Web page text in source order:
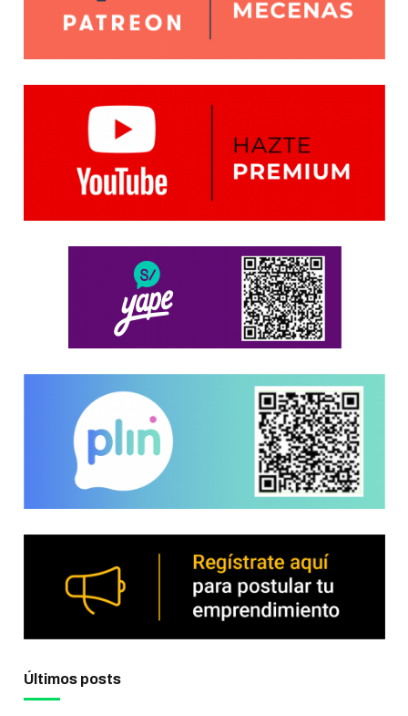
Últimos posts